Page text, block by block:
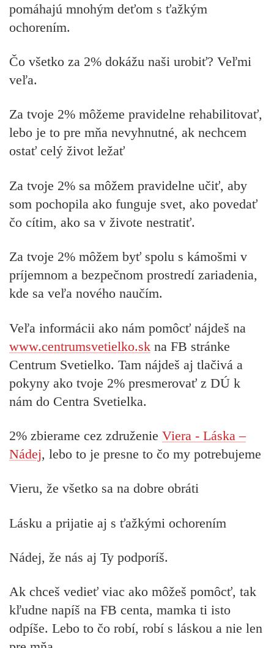
pomáhajú mnohým deťom s ťažkým
ochorením.
Čo všetko za 2% dokážu naši urobiť? Veľmi
veľa.
Za tvoje 2% môžeme pravidelne rehabilitovať,
lebo je to pre mňa nevyhnutné, ak nechcem
ostať celý život ležať
Za tvoje 2% sa môžem pravidelne učiť, aby
som pochopila ako funguje svet, ako povedať
čo cítim, ako sa v živote nestratiť.
Za tvoje 2% môžem byť spolu s kámošmi v
príjemnom a bezpečnom prostredí zariadenia,
kde sa veľa nového naučím.
Veľa informácii ako nám pomôcť nájdeš na
www.centrumsvetielko.sk na FB stránke
Centrum Svetielko. Tam nájdeš aj tlačivá a
pokyny ako tvoje 2% presmerovať z DÚ k
nám do Centra Svetielka.
2% zbierame cez združenie Viera - Láska –
Nádej, lebo to je presne to čo my potrebujeme
Vieru, že všetko sa na dobre obráti
Lásku a prijatie aj s ťažkými ochorením
Nádej, že nás aj Ty podporíš.
Ak chceš vedieť viac ako môžeš pomôcť, tak
kľudne napíš na FB centa, mamka ti isto
odpíše. Lebo to čo robí, robí s láskou a nie len